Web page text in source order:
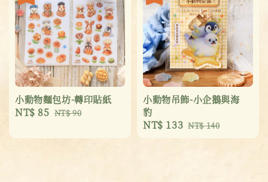
小動物麵包坊-轉印貼紙
Sale
NT$ 85 Regular
NT$ 90
小動物吊飾-小企鵝與海
豹
Sale
NT$ 133 Regular
NT$ 140